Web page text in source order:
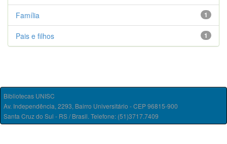
1
Família
1
Pais e filhos
Bibliotecas UNISC
Av. Independência, 2293, Bairro Universitário - CEP 96815-900
Santa Cruz do Sul - RS / Brasil. Telefone: (51)3717.7409